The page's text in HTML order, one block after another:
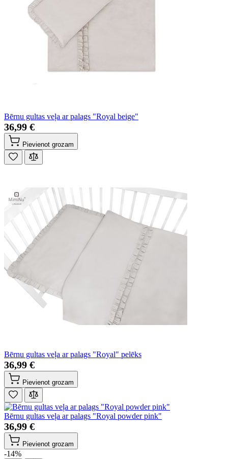
Bērnu gultas veļa ar palags "Royal beige"
36,99 €
Pievienot grozam
Bērnu gultas veļa ar palags "Royal" pelēks
36,99 €
Pievienot grozam
Bērnu gultas veļa ar palags "Royal powder pink"
36,99 €
Pievienot grozam
-14%